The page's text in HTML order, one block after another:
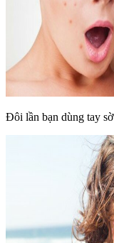
Đôi lần bạn dùng tay